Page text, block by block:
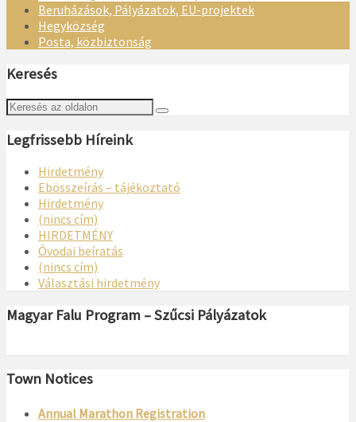
Beruházások, Pályázatok, EU-projektek
Hegyközség
Posta, közbiztonság
Keresés
Legfrissebb Híreink
Hirdetmény
Ebösszeírás – tájékoztató
Hirdetmény
(nincs cím)
HIRDETMÉNY
Óvodai beíratás
(nincs cím)
Választási hirdetmény
Magyar Falu Program – Szűcsi Pályázatok
Town Notices
Annual Marathon Registration